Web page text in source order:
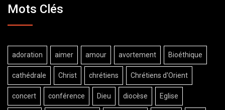
Mots Clés
adoration aimer amour avortement Bioéthique
cathédrale Christ chrétiens Chrétiens d'Orient
concert conférence Dieu diocèse Eglise